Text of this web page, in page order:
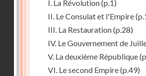
I. La Révolution(p.1)
II. Le Consulat et l'Empire
III. La Restauration(p.28)
IV. Le Gouvernement de
V. La deuxième République
VI. Le second Empire(p.49)